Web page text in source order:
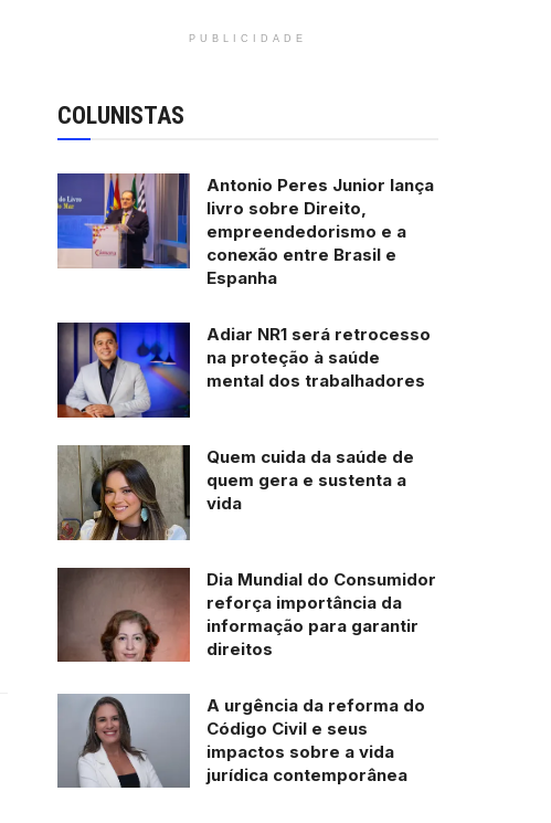
PUBLICIDADE
COLUNISTAS
Antonio Peres Junior lança
livro sobre Direito,
empreendedorismo e a
conexão entre Brasil e
Espanha
Adiar NR1 será retrocesso
na proteção à saúde
mental dos trabalhadores
Quem cuida da saúde de
quem gera e sustenta a
vida
Dia Mundial do Consumidor
reforça importância da
informação para garantir
direitos
A urgência da reforma do
Código Civil e seus
impactos sobre a vida
jurídica contemporânea